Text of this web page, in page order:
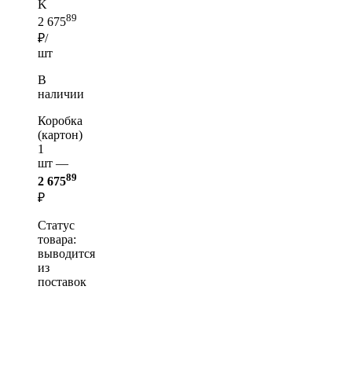
K
2 67589
₽/
шт
В
наличии
Коробка
(картон)
1
шт —
2 67589
₽
Статус
товара:
выводится
из
поставок